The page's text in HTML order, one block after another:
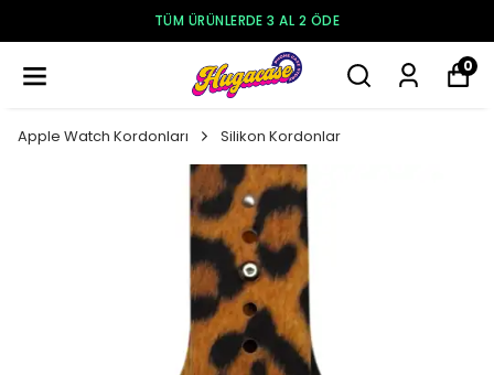
TÜM ÜRÜNLERDE 3 AL 2 ÖDE
0
Apple Watch Kordonları Silikon Kordonlar